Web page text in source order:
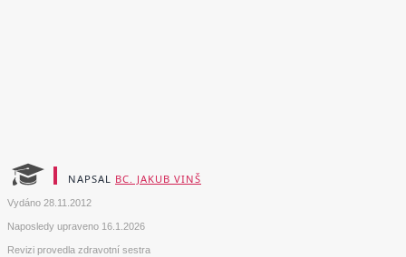
NAPSAL BC. JAKUB VINŠ
Vydáno 28.11.2012
Naposledy upraveno 16.1.2026
Revizi provedla zdravotní sestra